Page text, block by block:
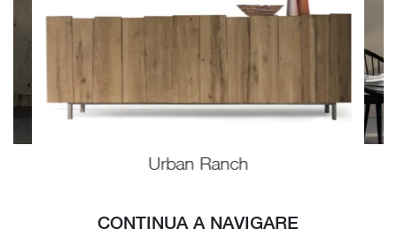
Urban Ranch
CONTINUA A NAVIGARE